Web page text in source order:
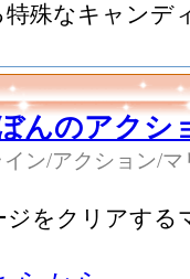
殊なキャンデ
んのアクシ
ン/アクション/マ
ジをクリアす